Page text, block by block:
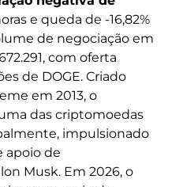
e queda de -16,82%
de negociação em
com oferta
de DOGE. Criado
em 2013, o
das criptomoedas
impulsionado
apoio de
Musk. Em 2026, o